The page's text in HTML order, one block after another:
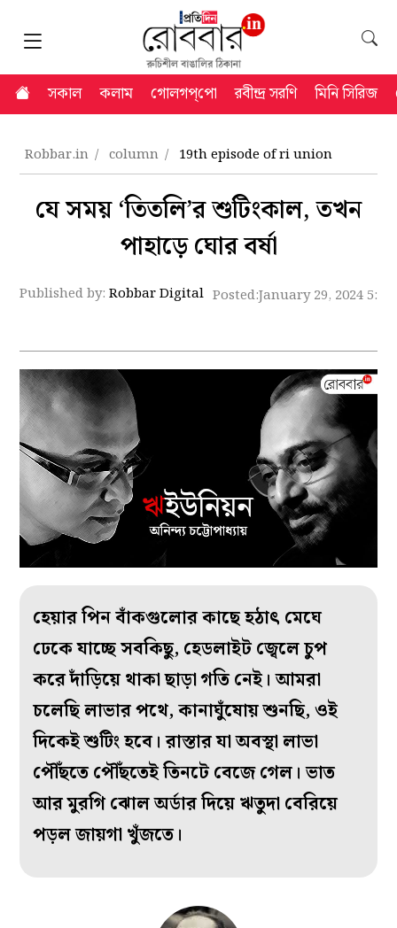
সকাল কলাম গোলগপ্‌পো রবীন্দ্র সরণি মিনি সিরিজ
Robbar.in column 19th episode of ri union
যে সময় ‘তিতলি’র শুটিংকাল, তখন
পাহাড়ে ঘোর বর্ষা
Published by:Robbar Digital Posted:January 29, 2024
হেয়ার পিন বাঁকগুলোর কাছে হঠাৎ মেঘে
ঢেকে যাচ্ছে সবকিছু, হেডলাইট জ্বেলে চুপ
করে দাঁড়িয়ে থাকা ছাড়া গতি নেই। আমরা
চলেছি লাভার পথে, কানাঘুঁষোয় শুনছি, ওই
দিকেই শুটিং হবে। রাস্তার যা অবস্থা লাভা
পৌঁছতে পৌঁছতেই তিনটে বেজে গেল। ভাত
আর মুরগি ঝোল অর্ডার দিয়ে ঋতুদা বেরিয়ে
পড়ল জায়গা খুঁজতে।